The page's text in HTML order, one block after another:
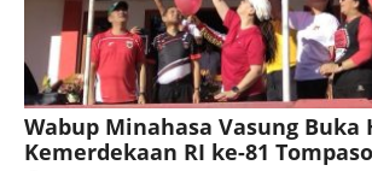
Wabup Minahasa Vasung Buka
Kemerdekaan RI ke-81